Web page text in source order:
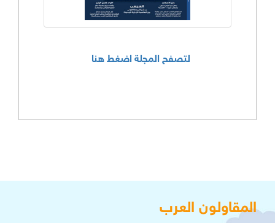
لتصفح المجلة اضغط هنا
المقاولون العرب